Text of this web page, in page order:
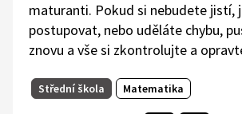
maturanti. Pokud si nebudete jistí,
postupovat, nebo uděláte chybu,
znovu a vše si zkontrolujte a
Střední škola Matematika